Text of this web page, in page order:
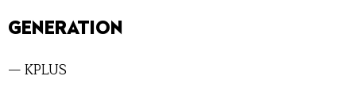
GENERATION
— KPLUS